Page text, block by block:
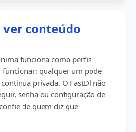
ver conteúdo
funciona como perfis
funcionar: qualquer um pode
privada. O FastDl não
senha ou configuração de
de quem diz que